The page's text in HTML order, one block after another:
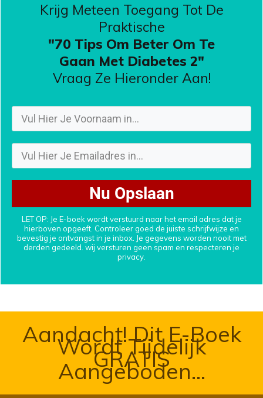
Krijg Meteen Toegang Tot De
Praktische
"70 Tips Om Beter Om Te
Gaan Met Diabetes 2"
Vraag Ze Hieronder Aan!
Nu Opslaan
LET OP: Je E-boek wordt verstuurd naar het email adres dat je
hierboven opgeeft. Controleer goed de juiste schrijfwijze en
bevestig je ontvangst in je inbox. Je gegevens worden nooit met
derden gedeeld. wij versturen geen spam en respecteren je
privacy.
Aandacht! Dit E-Boek
Wordt Tijdelijk
GRATIS
Aangeboden...